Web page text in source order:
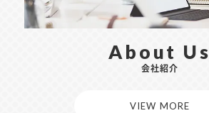
About Us
会社紹介
VIEW MORE